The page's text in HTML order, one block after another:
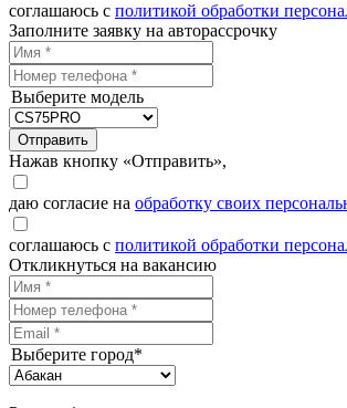
соглашаюсь с политикой обработки
Заполните заявку на авторассрочку
Выберите модель
Отправить
Нажав кнопку «Отправить»,
даю согласие на обработку своих
соглашаюсь с политикой обработки
Откликнуться на вакансию
Выберите город*